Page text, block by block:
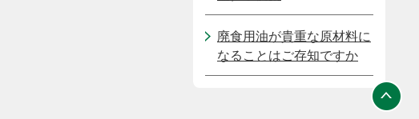
廃食用油が貴重な原材料に
なることはご存知ですか